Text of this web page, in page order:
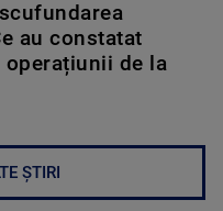
au constatat
de la
ȘTIRI